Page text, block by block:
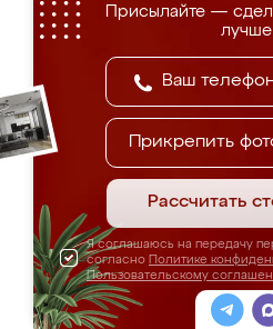
Присылайте —
Прикрепить
Рассчитать
Я соглашаюсь на передачу
согласно Политике
Пользовательскому